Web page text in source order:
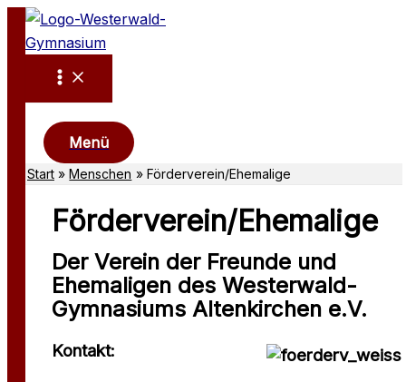
Zum
Inhalt
springen
Menü
Start Menschen Förderverein/Ehemalige
Förderverein/Ehemalige
Der Verein der Freunde und
Ehemaligen des Westerwald-
Gymnasiums Altenkirchen e.V.
Kontakt: